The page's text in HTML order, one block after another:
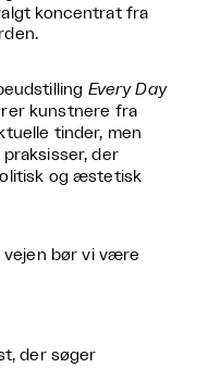
koncentrat fra
Every Day
kunstnere fra
tinder, men
der
og æstetisk
vejen bør vi være
der søger